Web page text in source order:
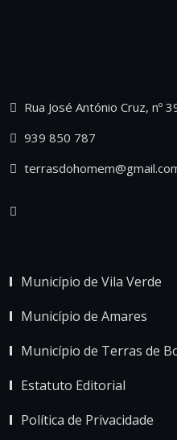
Rua José António Cruz, nº
939 850 787
Município de Vila Verde
Município de Amares
Município de Terras de
Estatuto Editorial
Política de Privacidade